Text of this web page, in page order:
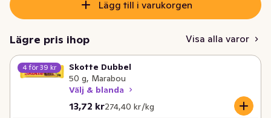
Lägg till i varukorgen
Lägre pris ihop Visa alla varor
4 för 39 kr
Skotte Dubbel
50 g, Marabou
Välj & blanda
13,72 kr
Nuvarande pris är: 13,72 kr
274,40 kr /kg
Styckpris: 274,40 kr /kg